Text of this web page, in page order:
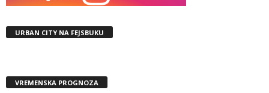
URBAN CITY NA FEJSBUKU
VREMENSKA PROGNOZA